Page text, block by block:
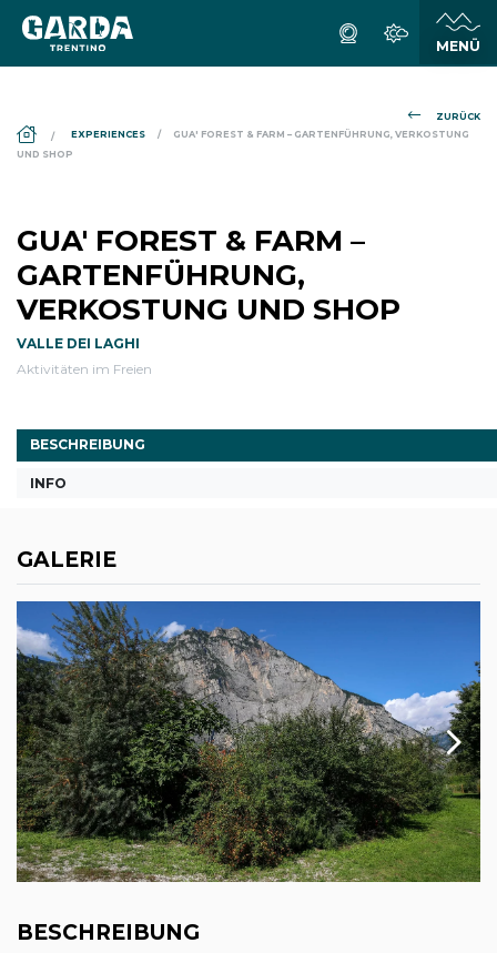
ZURÜCK
DS_BREADCRUMB.HOME
EXPERIENCES
GUA' FOREST & FARM – GARTENFÜHRUNG, VERKOSTUNG
UND SHOP
GUA' FOREST & FARM –
GARTENFÜHRUNG,
VERKOSTUNG UND SHOP
VALLE DEI LAGHI
Aktivitäten im Freien
BESCHREIBUNG
INFO
GALERIE
BESCHREIBUNG